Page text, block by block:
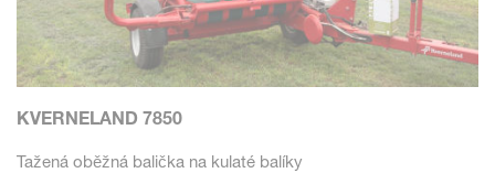
KVERNELAND 7850
Tažená oběžná balička na kulaté balíky